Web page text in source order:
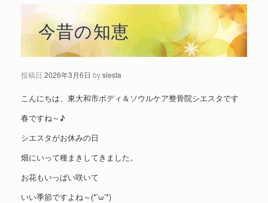
今昔の知恵
投稿日 2026年3月6日 bysiesta
こんにちは、東大和市ボディ＆ソウルケア整骨院シエスタです
春ですね～♪
シエスタがお休みの日
畑にいって種まきしてきました。
お花もいっぱい咲いて
いい季節ですよね～(*’ω’*)